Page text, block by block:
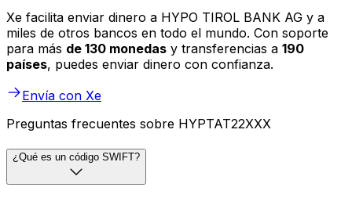
Xe facilita enviar dinero a HYPO TIROL BANK AG y a
miles de otros bancos en todo el mundo. Con soporte
para más de 130 monedas y transferencias a 190
países, puedes enviar dinero con confianza.
Envía con Xe
Preguntas frecuentes sobre HYPTAT22XXX
¿Qué es un código SWIFT?